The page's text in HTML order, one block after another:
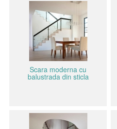
Scara moderna cu
balustrada din sticla